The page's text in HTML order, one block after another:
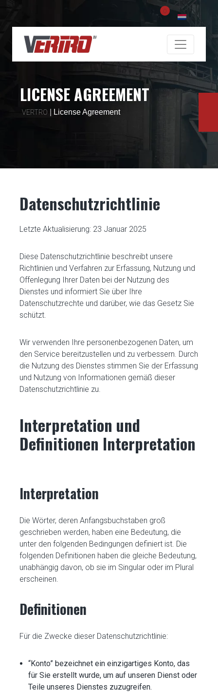
0
LICENSE AGREEMENT
VERTRO License Agreement
Datenschutzrichtlinie
Letzte Aktualisierung: 23 Januar 2025
Diese Datenschutzrichtlinie beschreibt unsere
Richtlinien und Verfahren zur Erfassung, Nutzung und
Offenlegung Ihrer Daten bei der Nutzung des
Dienstes und informiert Sie über Ihre
Datenschutzrechte und darüber, wie das Gesetz Sie
schützt.
Wir verwenden Ihre personenbezogenen Daten, um
den Service bereitzustellen und zu verbessern. Durch
die Nutzung des Dienstes stimmen Sie der Erfassung
und Nutzung von Informationen gemäß dieser
Datenschutzrichtlinie zu.
Interpretation und
Definitionen Interpretation
Interpretation
Die Wörter, deren Anfangsbuchstaben groß
geschrieben werden, haben eine Bedeutung, die
unter den folgenden Bedingungen definiert ist. Die
folgenden Definitionen haben die gleiche Bedeutung,
unabhängig davon, ob sie im Singular oder im Plural
erscheinen.
Definitionen
Für die Zwecke dieser Datenschutzrichtlinie:
“Konto” bezeichnet ein einzigartiges Konto, das
für Sie erstellt wurde, um auf unseren Dienst oder
Teile unseres Dienstes zuzugreifen.